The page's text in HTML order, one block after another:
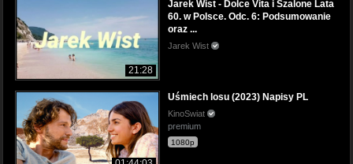
21:28
Jarek Wist - Dolce Vita i Szalone Lata
60. w Polsce. Odc. 6: Podsumowanie
oraz ...
Jarek Wist
Uśmiech losu (2023) Napisy PL
KinoSwiat
premium
1080p